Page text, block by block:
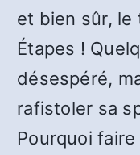
et bien sûr, le
Étapes !
désespéré,
rafistoler sa
Pourquoi